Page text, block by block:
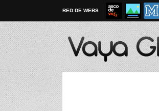
RED DE WEBS